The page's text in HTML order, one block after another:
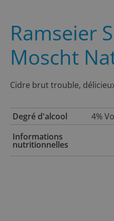
Ramseier
Moscht
Cidre brut trouble,
Degré d'alcool
4%
Informations
nutritionnelles